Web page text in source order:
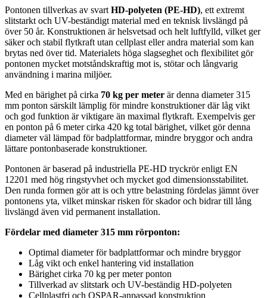
Pontonen tillverkas av svart HD-polyeten (PE-HD), ett extremt
slitstarkt och UV-beständigt material med en teknisk livslängd på
över 50 år. Konstruktionen är helsvetsad och helt luftfylld, vilket ger
säker och stabil flytkraft utan cellplast eller andra material som kan
brytas ned över tid. Materialets höga slagseghet och flexibilitet gör
pontonen mycket motståndskraftig mot is, stötar och långvarig
användning i marina miljöer.
Med en bärighet på cirka 70 kg per meter är denna diameter 315
mm ponton särskilt lämplig för mindre konstruktioner där låg vikt
och god funktion är viktigare än maximal flytkraft. Exempelvis ger
en ponton på 6 meter cirka 420 kg total bärighet, vilket gör denna
diameter väl lämpad för badplattformar, mindre bryggor och andra
lättare pontonbaserade konstruktioner.
Pontonen är baserad på industriella PE-HD tryckrör enligt EN
12201 med hög ringstyvhet och mycket god dimensionsstabilitet.
Den runda formen gör att is och yttre belastning fördelas jämnt över
pontonens yta, vilket minskar risken för skador och bidrar till lång
livslängd även vid permanent installation.
Fördelar med diameter 315 mm rörponton:
Optimal diameter för badplattformar och mindre bryggor
Låg vikt och enkel hantering vid installation
Bärighet cirka 70 kg per meter ponton
Tillverkad av slitstark och UV-beständig HD-polyeten
Cellplastfri och OSPAR-anpassad konstruktion